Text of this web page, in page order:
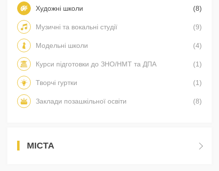
Художні школи (8)
Музичні та вокальні студії (9)
Модельні школи (4)
Курси підготовки до ЗНО/НМТ та ДПА (1)
Творчі гуртки (1)
Заклади позашкільної освіти (8)
МІСТА